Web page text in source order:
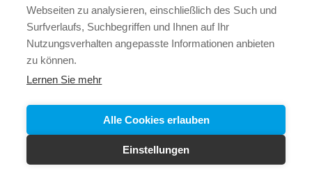
Webseiten zu analysieren, einschließlich des Such und
Surfverlaufs, Suchbegriffen und Ihnen auf Ihr
Nutzungsverhalten angepasste Informationen anbieten
zu können.
Lernen Sie mehr
Alle Cookies erlauben
Einstellungen
2025 © Vollbad Impressum Datenschutz
62288